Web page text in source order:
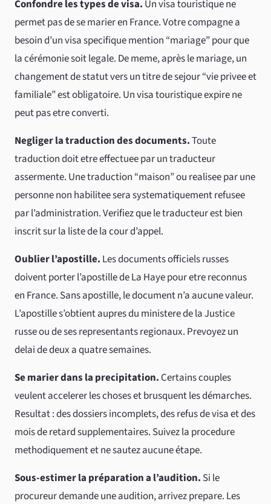
Confondre les types de visa. Un visa touristique ne
permet pas de se marier en France. Votre compagne a
besoin d’un visa specifique mention “mariage” pour que
la cérémonie soit legale. De meme, après le mariage, un
changement de statut vers un titre de sejour “vie privee et
familiale” est obligatoire. Un visa touristique expire ne
peut pas etre converti.
Negliger la traduction des documents.Toute
traduction doit etre effectuee par un traducteur
assermente. Une traduction “maison” ou realisee par une
personne non habilitee sera systematiquement refusee
par l’administration. Verifiez que le traducteur est bien
inscrit sur la liste de la cour d’appel.
Oublier l’apostille. Les documents officiels russes
doivent porter l’apostille de La Haye pour etre reconnus
en France. Sans apostille, le document n’a aucune valeur.
L’apostille s’obtient aupres du ministere de la Justice
russe ou de ses representants regionaux. Prevoyez un
delai de deux a quatre semaines.
Se marier dans la precipitation. Certains couples
veulent accelerer les choses et brusquent les démarches.
Resultat : des dossiers incomplets, des refus de visa et des
mois de retard supplementaires. Suivez la procedure
methodiquement et ne sautez aucune étape.
Sous-estimer la préparation a l’audition. Si le
procureur demande une audition, arrivez prepare. Les